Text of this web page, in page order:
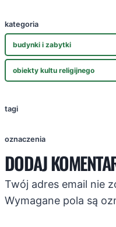
kategoria
budynki i zabytki
obiekty kultu religijnego
tagi
oznaczenia
DODAJ
Twój adres email nie
Wymagane pola są